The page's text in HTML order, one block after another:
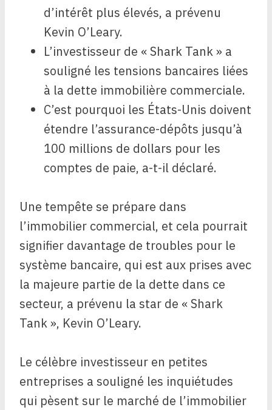
d’intérêt plus élevés, a prévenu
Kevin O’Leary.
L’investisseur de « Shark Tank » a
souligné les tensions bancaires liées
à la dette immobilière commerciale.
C’est pourquoi les États-Unis doivent
étendre l’assurance-dépôts jusqu’à
100 millions de dollars pour les
comptes de paie, a-t-il déclaré.
Une tempête se prépare dans
l’immobilier commercial, et cela pourrait
signifier davantage de troubles pour le
système bancaire, qui est aux prises avec
la majeure partie de la dette dans ce
secteur, a prévenu la star de « Shark
Tank », Kevin O’Leary.
Le célèbre investisseur en petites
entreprises a souligné les inquiétudes
qui pèsent sur le marché de l’immobilier